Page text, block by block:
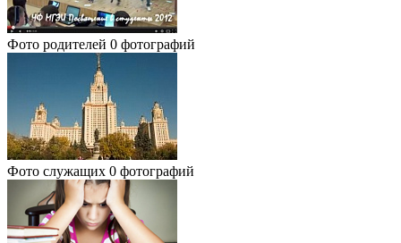
Фото родителей 0 фотографий
Фото служащих 0 фотографий